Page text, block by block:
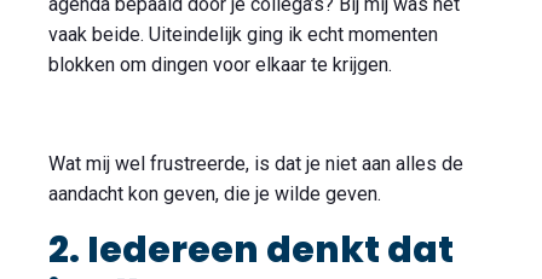
agenda bepaald door je collega’s? Bij mij was het
vaak beide. Uiteindelijk ging ik echt momenten
blokken om dingen voor elkaar te krijgen.
Wat mij wel frustreerde, is dat je niet aan alles de
aandacht kon geven, die je wilde geven.
2. Iedereen denkt dat